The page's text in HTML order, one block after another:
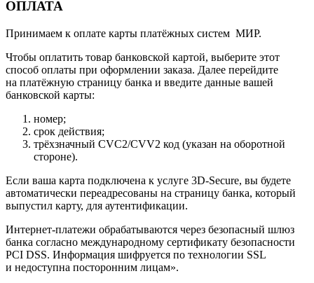
ОПЛАТА
Принимаем к оплате карты платёжных систем МИР.
Чтобы оплатить товар банковской картой, выберите этот
способ оплаты при оформлении заказа. Далее перейдите
на платёжную страницу банка и введите данные вашей
банковской карты:
номер;
срок действия;
трёхзначный CVC2/CVV2 код (указан на оборотной
стороне).
Если ваша карта подключена к услуге 3D-Secure, вы будете
автоматически переадресованы на страницу банка, который
выпустил карту, для аутентификации.
Интернет-платежи обрабатываются через безопасный шлюз
банка согласно международному сертификату безопасности
PCI DSS. Информация шифруется по технологии SSL
и недоступна посторонним лицам».